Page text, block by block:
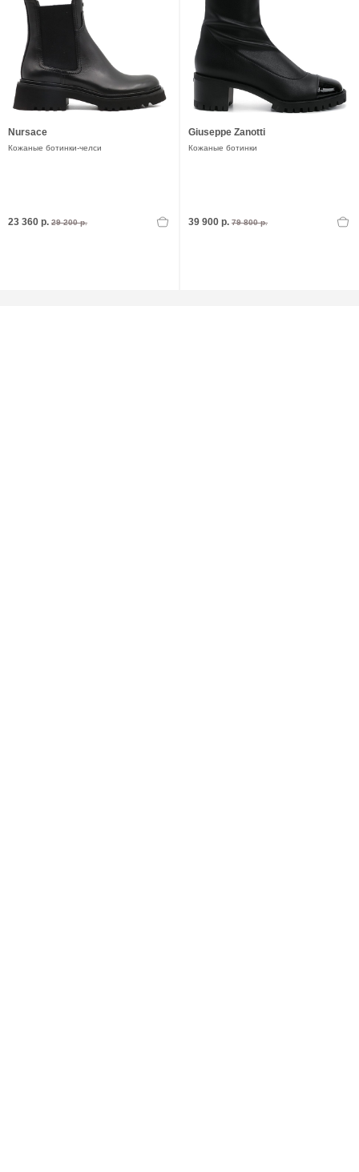
Nursace
Кожаные ботинки-челси
23 360 р. 29 200 р.
Giuseppe Zanotti
Кожаные ботинки
39 900 р. 79 800 р.